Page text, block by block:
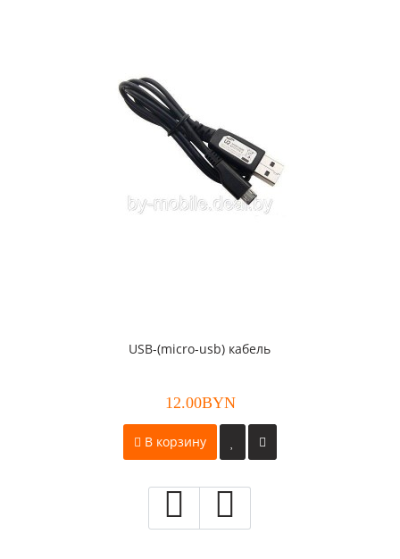
USB-(micro-usb) кабель
12.00BYN
В корзину